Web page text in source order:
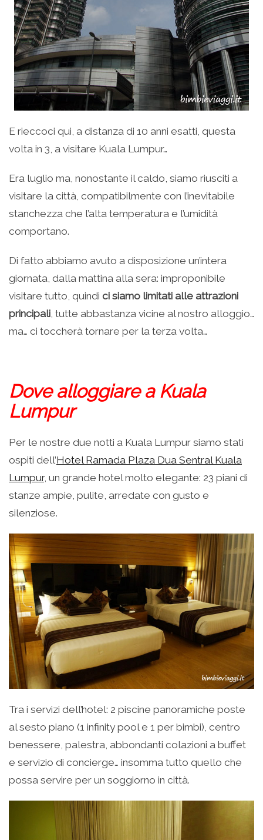
E rieccoci qui, a distanza di 10 anni esatti, questa
volta in 3, a visitare Kuala Lumpur…
Era luglio ma, nonostante il caldo, siamo riusciti a
visitare la città, compatibilmente con l’inevitabile
stanchezza che l’alta temperatura e l’umidità
comportano.
Di fatto abbiamo avuto a disposizione un’intera
giornata, dalla mattina alla sera: improponibile
visitare tutto, quindi ci siamo limitati alle attrazioni
principali , tutte abbastanza vicine al nostro alloggio…
ma… ci toccherà tornare per la terza volta…
Dove alloggiare a Kuala
Lumpur
Per le nostre due notti a Kuala Lumpur siamo stati
ospiti dell’Hotel Ramada Plaza Dua Sentral Kuala
Lumpur, un grande hotel molto elegante: 23 piani di
stanze ampie, pulite, arredate con gusto e
silenziose.
Tra i servizi dell’hotel: 2 piscine panoramiche poste
al sesto piano (1 infinity pool e 1 per bimbi), centro
benessere, palestra, abbondanti colazioni a buffet
e servizio di concierge… insomma tutto quello che
possa servire per un soggiorno in città.